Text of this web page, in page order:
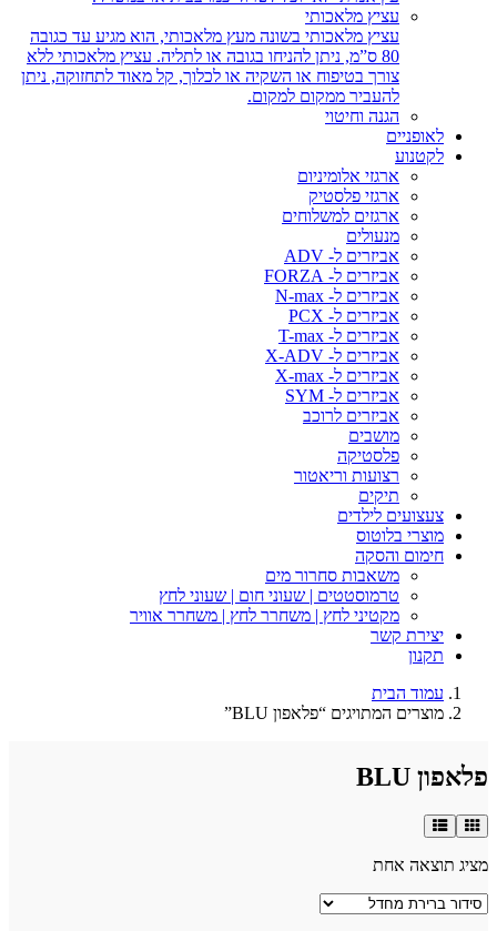
עציץ מלאכותי
עציץ מלאכותי בשונה מעץ מלאכותי, הוא מגיע עד כגובה
80 ס”מ, ניתן להניחו בגובה או לתליה. עציץ מלאכותי ללא
צורך בטיפוח או השקיה או לכלוך, קל מאוד לתחזוקה, ניתן
להעביר ממקום למקום.
הגנה וחיטוי
לאופניים
לקטנוע
ארגזי אלומיניום
ארגזי פלסטיק
ארגזים למשלוחים
מנעולים
אביזרים ל- ADV
אביזרים ל- FORZA
אביזרים ל- N-max
אביזרים ל- PCX
אביזרים ל- T-max
אביזרים ל- X-ADV
אביזרים ל- X-max
אביזרים ל- SYM
אביזרים לרוכב
מושבים
פלסטיקה
רצועות וריאטור
תיקים
צעצועים לילדים
מוצרי בלוטוס
חימום והסקה
משאבות סחרור מים
טרמוסטטים | שעוני חום | שעוני לחץ
מקטיני לחץ | משחרר לחץ | משחרר אוויר
יצירת קשר
תקנון
עמוד הבית
מוצרים המתויגים “פלאפון BLU”
פלאפון BLU
מציג תוצאה אחת